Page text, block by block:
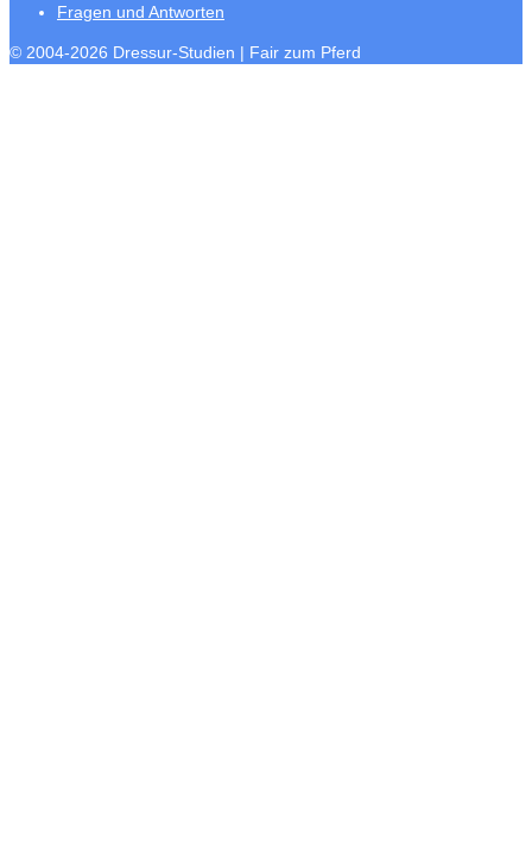
Fragen und Antworten
© 2004-2026 Dressur-Studien | Fair zum Pferd